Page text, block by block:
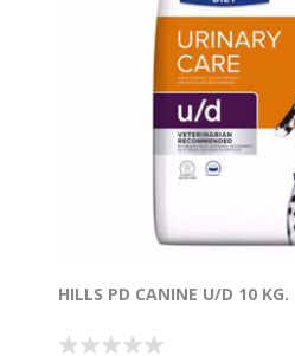
HILLS PD CANINE U/D 10 KG.